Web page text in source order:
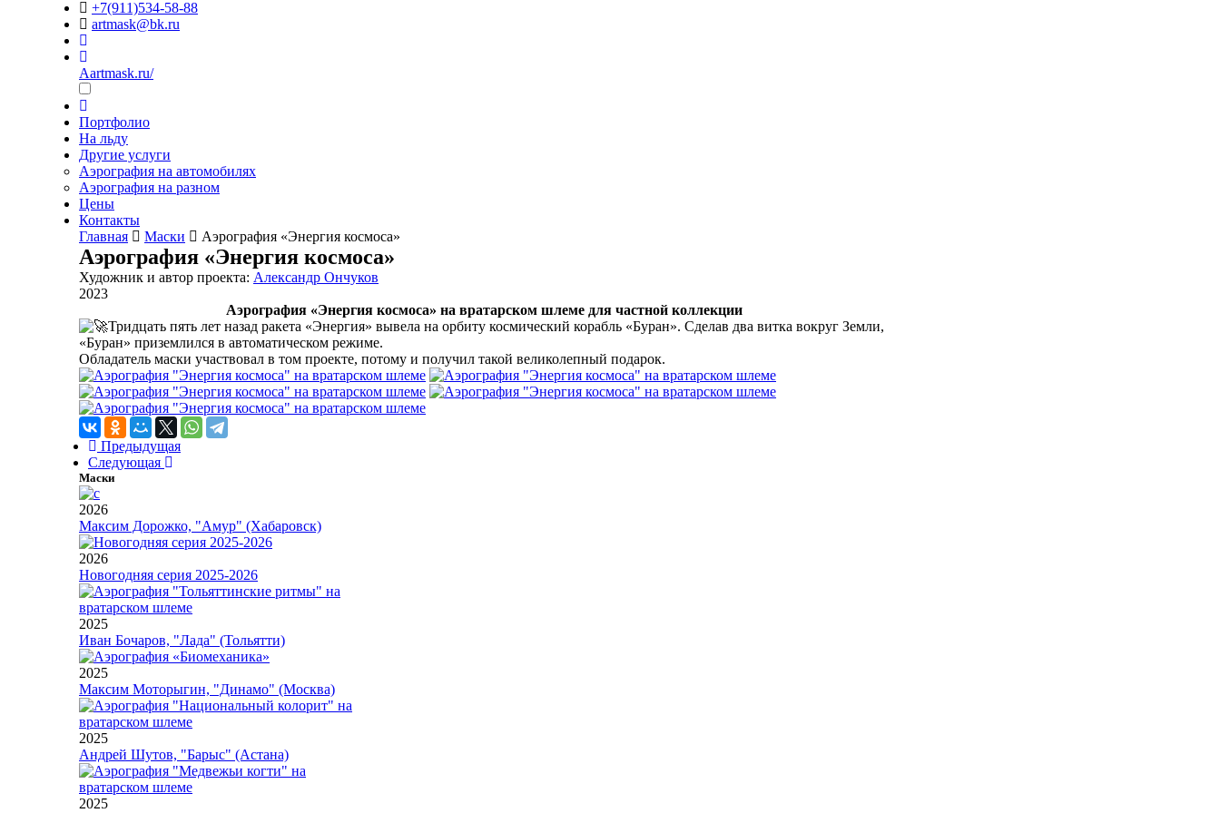
+7(911)534-58-88
artmask@bk.ru
Aartmask.ru/
Портфолио
На льду
Другие услуги
Аэрография на автомобилях
Аэрография на разном
Цены
Контакты
Главная
Маски Аэрография «Энергия космоса»
Аэрография «Энергия космоса»
Художник и автор проекта: Александр Ончуков
2023
Аэрография «Энергия космоса» на вратарском шлеме для частной коллекции
Тридцать пять лет назад ракета «Энергия» вывела на орбиту космический корабль «Буран». Сделав два витка вокруг Земли,
«Буран» приземлился в автоматическом режиме.
Обладатель маски участвовал в том проекте, потому и получил такой великолепный подарок.
Предыдущая
Следующая
Маски
2026
Максим Дорожко, "Амур" (Хабаровск)
2026
Новогодняя серия 2025-2026
2025
Иван Бочаров, "Лада" (Тольятти)
2025
Максим Моторыгин, "Динамо" (Москва)
2025
Андрей Шутов, "Барыс" (Астана)
2025